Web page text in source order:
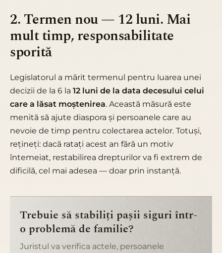
2. Termen nou — 12 luni. Mai
mult timp, responsabilitate
sporită
Legislatorul a mărit termenul pentru luarea unei
decizii de la 6 la 12 luni de la data decesului celui
care a lăsat moștenirea. Această măsură este
menită să ajute diaspora și persoanele care au
nevoie de timp pentru colectarea actelor. Totuși,
rețineți: dacă ratați acest an fără un motiv
întemeiat, restabilirea drepturilor va fi extrem de
dificilă, cel mai adesea — doar prin instanță.
Trebuie să stabiliți pașii siguri într-
o problemă de familie?
Juristul va verifica actele, persoanele